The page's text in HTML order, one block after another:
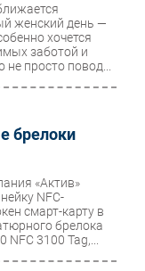
женский день —
хочется
заботой и
просто повод...
брелоки
«Актив»
NFC-
смарт-карту в
брелока
3100 Tag,...